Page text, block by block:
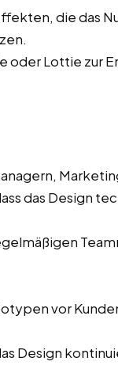
die das
oder Lottie zur
das Design
vor
Design